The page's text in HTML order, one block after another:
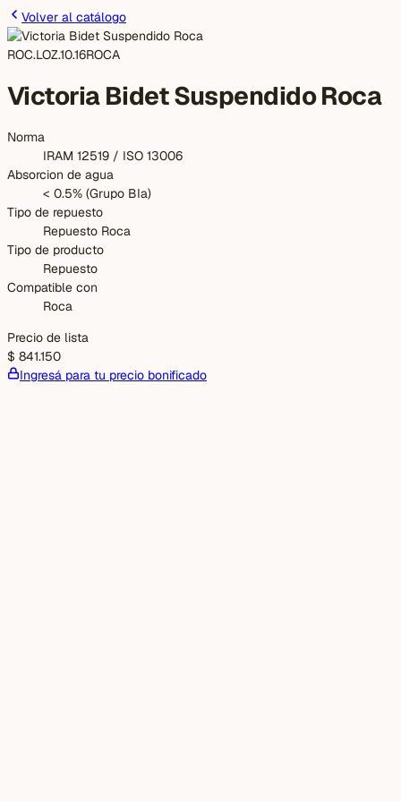
Volver al catálogo
ROC.LOZ.10.16ROCA
Victoria Bidet Suspendido Roca
Norma
IRAM 12519 / ISO 13006
Absorcion de agua
< 0.5% (Grupo BIa)
Tipo de repuesto
Repuesto Roca
Tipo de producto
Repuesto
Compatible con
Roca
Precio de lista
$ 841.150
Ingresá para tu precio bonificado